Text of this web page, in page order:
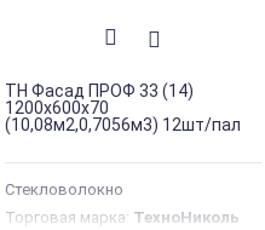
ТН Фасад ПРОФ 33 (14)
1200х600х70
(10,08м2,0,7056м3) 12шт/пал
Стекловолокно
Торговая марка: ТехноНиколь